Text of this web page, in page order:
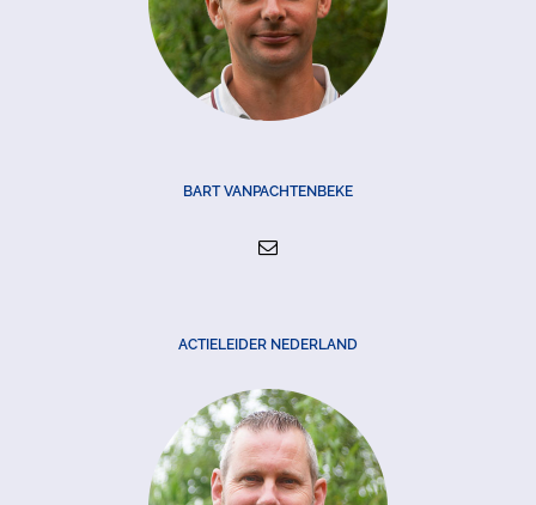
BART VANPACHTENBEKE
ACTIELEIDER NEDERLAND